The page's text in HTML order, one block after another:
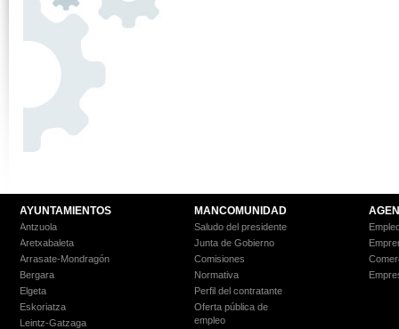
AYUNTAMIENTOS
Antzuola
Aretxabaleta
Arrasate-Mondragón
Bergara
Elgeta
Eskoriatza
Leintz-Gatzaga
MANCOMUNIDAD
Saludo del presidente
Junta de Gobierno
Comisiones
Normativa
Perfil del contratante
Oferta pública de
empleo